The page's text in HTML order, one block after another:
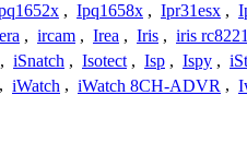
, Ipq1658x , Ipr31esx ,
, ircam , Irea , Iris , iris rc8221
, iSnatch , Isotect , Isp , Ispy ,
, iWatch , iWatch 8CH-ADVR ,